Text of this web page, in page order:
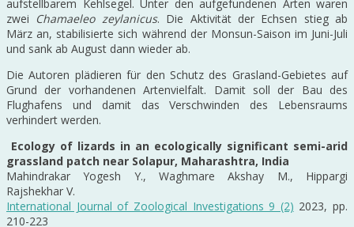
aufstellbarem Kehlsegel. Unter den aufgefundenen Arten waren
zwei Chamaeleo zeylanicus. Die Aktivität der Echsen stieg ab
März an, stabilisierte sich während der Monsun-Saison im Juni-Juli
und sank ab August dann wieder ab.
Die Autoren plädieren für den Schutz des Grasland-Gebietes auf
Grund der vorhandenen Artenvielfalt. Damit soll der Bau des
Flughafens und damit das Verschwinden des Lebensraums
verhindert werden.
Ecology of lizards in an ecologically significant semi-arid
grassland patch near Solapur, Maharashtra, India
Mahindrakar Yogesh Y., Waghmare Akshay M., Hippargi
Rajshekhar V.
International Journal of Zoological Investigations 9 (2) 2023, pp.
210-223